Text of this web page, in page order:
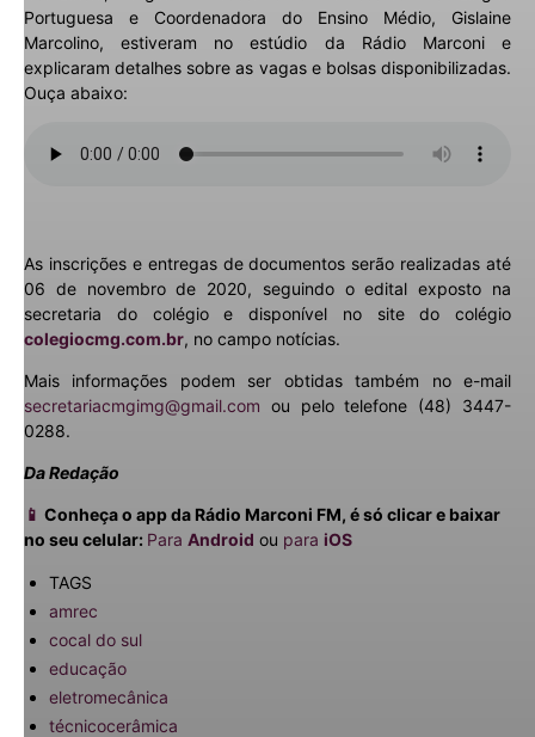
Portuguesa e Coordenadora do Ensino Médio, Gislaine
Marcolino, estiveram no estúdio da Rádio Marconi e
explicaram detalhes sobre as vagas e bolsas disponibilizadas.
Ouça abaixo:
As inscrições e entregas de documentos serão realizadas até
06 de novembro de 2020, seguindo o edital exposto na
secretaria do colégio e disponível no site do colégio
colegiocmg.com.br, no campo notícias.
Mais informações podem ser obtidas também no e-mail
secretariacmgimg@gmail.com ou pelo telefone (48) 3447-
0288.
Da Redação
📱 Conheça o app da Rádio Marconi FM, é só clicar e baixar
no seu celular: Para Android ou para iOS
TAGS
amrec
cocal do sul
educação
eletromecânica
técnicocerâmica